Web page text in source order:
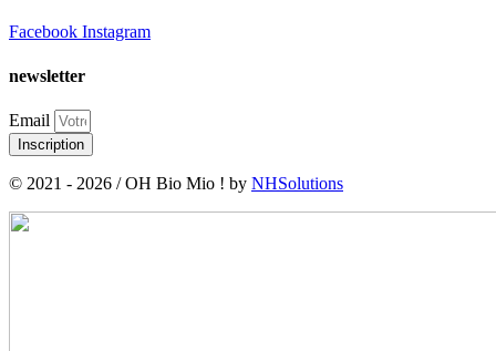
Facebook Instagram
newsletter
Email
Inscription
© 2021 - 2026 / OH Bio Mio ! by NHSolutions